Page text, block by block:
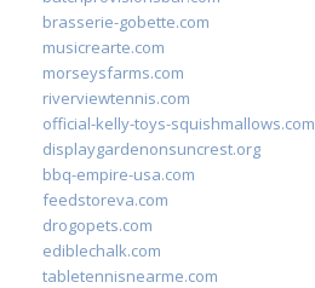
brasserie-gobette.com
musicrearte.com
morseysfarms.com
riverviewtennis.com
official-kelly-toys-squishmallows.com
displaygardenonsuncrest.org
bbq-empire-usa.com
feedstoreva.com
drogopets.com
ediblechalk.com
tabletennisnearme.com